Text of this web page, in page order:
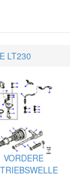
LT230
VORDERE